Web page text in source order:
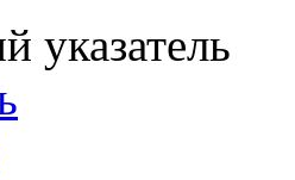
указатель